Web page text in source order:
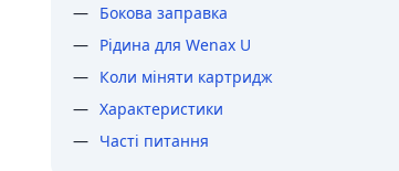
Бокова заправка
Рідина для Wenax U
Коли міняти картридж
Характеристики
Часті питання